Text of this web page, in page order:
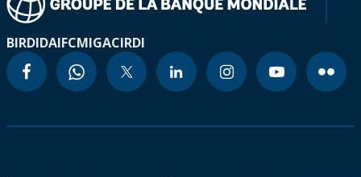
BIRDIDAIFCMIGACIRDI